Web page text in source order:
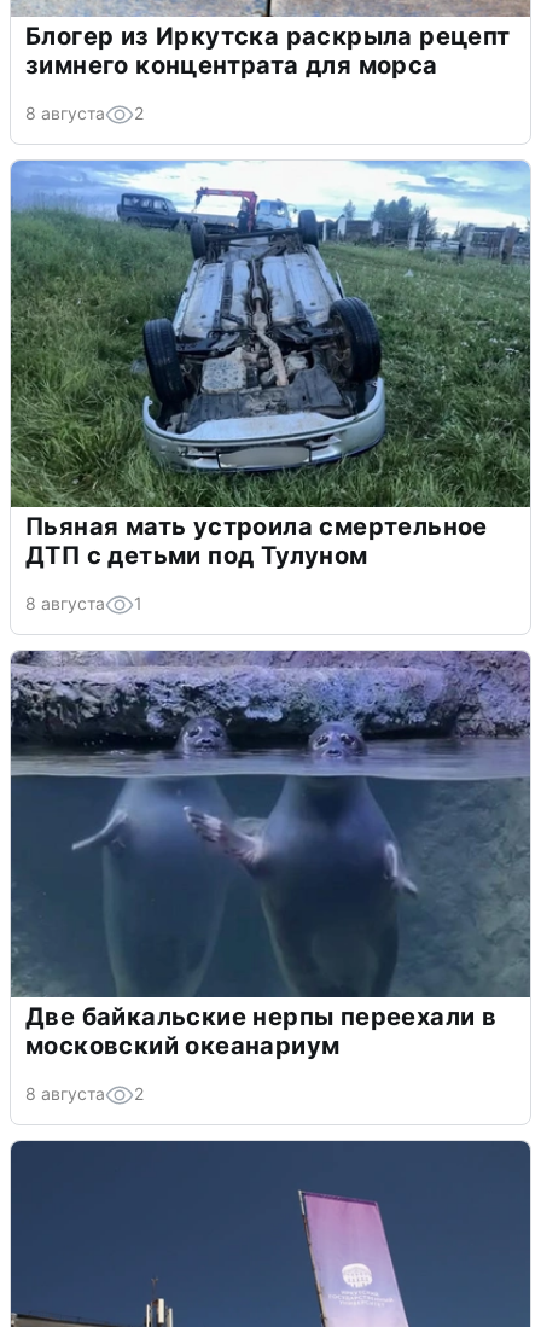
Блогер из Иркутска раскрыла рецепт
зимнего концентрата для морса
8 августа 2
Пьяная мать устроила смертельное
ДТП с детьми под Тулуном
8 августа 1
Две байкальские нерпы переехали в
московский океанариум
8 августа 2